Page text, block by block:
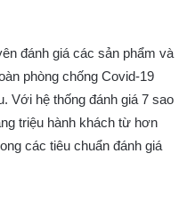
đánh giá các sản phẩm và
phòng chống Covid-19
Với hệ thống đánh giá 7 sao
triệu hành khách từ hơn
các tiêu chuẩn đánh giá